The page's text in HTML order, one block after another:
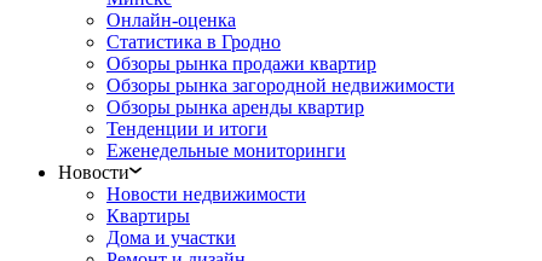
Онлайн-оценка
Статистика в Гродно
Обзоры рынка продажи квартир
Обзоры рынка загородной недвижимости
Обзоры рынка аренды квартир
Тенденции и итоги
Еженедельные мониторинги
Новости
Новости недвижимости
Квартиры
Дома и участки